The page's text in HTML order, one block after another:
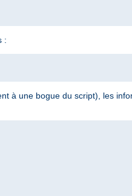
:
à une bogue du script), les